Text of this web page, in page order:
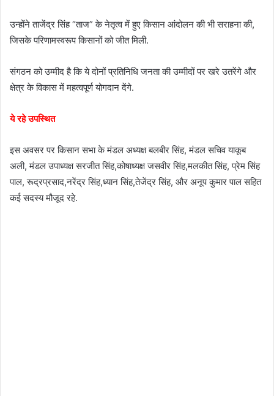
उन्होंने ताजेंद्र सिंह “ताज” के नेतृत्व में हुए किसान आंदोलन की भी सराहना की,
जिसके परिणामस्वरूप किसानों को जीत मिली.
संगठन को उम्मीद है कि ये दोनों प्रतिनिधि जनता की उम्मीदों पर खरे उतरेंगे और
क्षेत्र के विकास में महत्वपूर्ण योगदान देंगे.
ये रहे उपस्थित
इस अवसर पर किसान सभा के मंडल अध्यक्ष बलबीर सिंह, मंडल सचिव याकूब
अली, मंडल उपाध्यक्ष सरजीत सिंह,कोषाध्यक्ष जसवीर सिंह,मलकीत सिंह, प्रेम सिंह
पाल, रूद्रप्रसाद,नरेंद्र सिंह,ध्यान सिंह,तेजेंद्र सिंह, और अनूप कुमार पाल सहित
कई सदस्य मौजूद रहे.